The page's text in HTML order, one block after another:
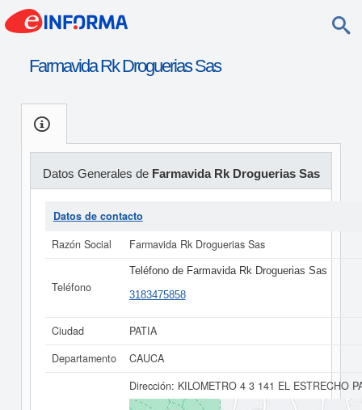
Farmavida Rk Droguerias Sas
Datos Generales de Farmavida Rk Droguerias Sas
Datos de contacto
Razón Social
Farmavida Rk Droguerias Sas
Teléfono
Teléfono de Farmavida Rk Droguerias Sas
3183475858
Ciudad
PATIA
Departamento
CAUCA
Dirección: KILOMETRO 4 3 141 EL ESTRECHO